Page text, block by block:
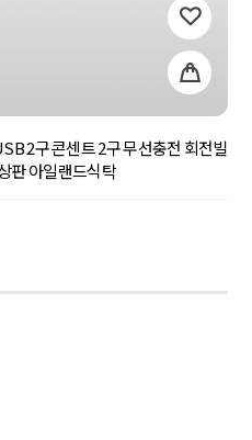
2구 콘센트 2구 무선충전 회전빌
판 아일랜드식탁